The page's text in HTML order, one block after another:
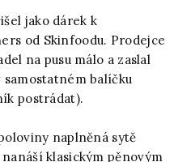
jako dárek k
od Skinfoodu. Prodejce
na pusu málo a zaslal
balíčku
postrádat).
naplněná sytě
klasickým pěnovým